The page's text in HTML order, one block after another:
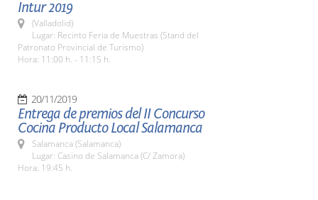
Intur 2019
(Valladolid)
Lugar: Recinto Feria de Muestras (Stand del
Patronato Provincial de Turismo)
Hora: 11:00 h. - 11:15 h.
20/11/2019
Entrega de premios del II Concurso
Cocina Producto Local Salamanca
Salamanca (Salamanca)
Lugar: Casino de Salamanca (C/ Zamora)
Hora: 19:45 h.